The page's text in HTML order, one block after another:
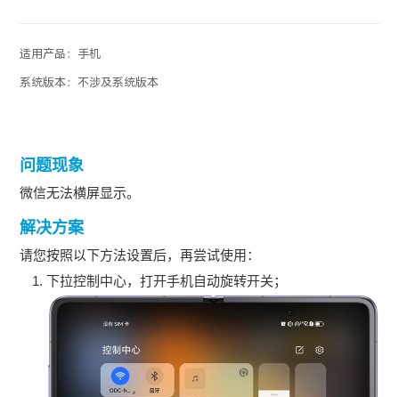
适用产品： 手机
系统版本：不涉及系统版本
问题现象
微信无法横屏显示。
解决方案
请您按照以下方法设置后，再尝试使用：
下拉控制中心，打开手机自动旋转开关；